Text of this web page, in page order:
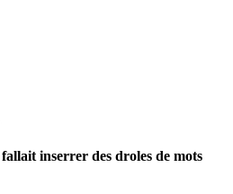
inserrer des droles de mots